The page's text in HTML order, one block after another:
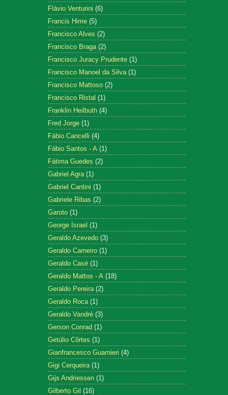
Flávio Venturini (6)
Francis Hime (5)
Francisco Alves (2)
Francisco Braga (2)
Francisco Juracy Prudente (1)
Francisco Manoel da Silva (1)
Francisco Mattoso (2)
Francisco Ristal (1)
Franklin Heilbuth (4)
Fred Jorge (1)
Fábio Cancelli (4)
Fábio Santos - A (1)
Fátima Guedes (2)
Gabriel Agra (1)
Gabriel Cantini (1)
Gabriele Ribas (2)
Garoto (1)
George Israel (1)
Geraldo Azevedo (3)
Geraldo Carneiro (1)
Geraldo Casé (1)
Geraldo Mattos - A (18)
Geraldo Pereira (2)
Geraldo Roca (1)
Geraldo Vandré (3)
Gerson Conrad (1)
Getúlio Côrtes (1)
Gianfrancesco Guarnieri (4)
Gigi Cerqueira (1)
Gijs Andriessen (1)
Gilberto Gil (16)